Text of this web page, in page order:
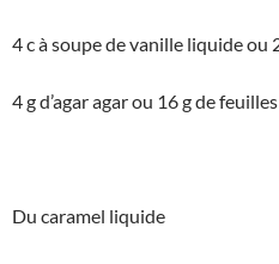
4 c à soupe de vanille liquide ou
4 g d’agar agar ou 16 g de
Du caramel liquide